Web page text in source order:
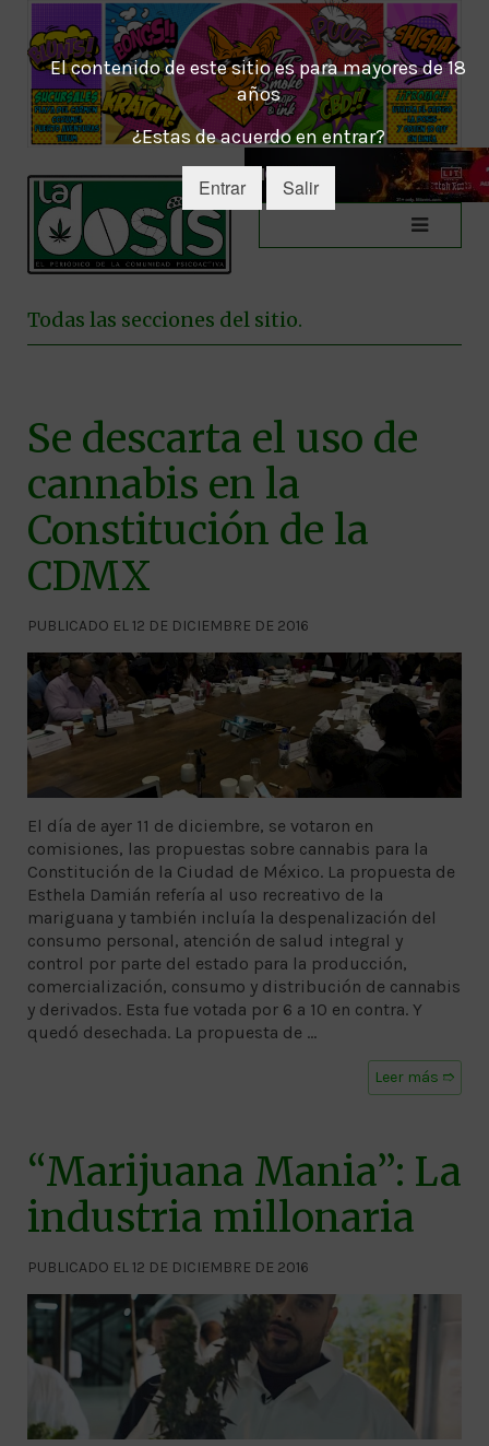
El contenido de este sitio es para mayores de 18
años
¿Estas de acuerdo en entrar?
Entrar Salir
Todas las secciones del sitio.
Se descarta el uso de
cannabis en la
Constitución de la
CDMX
PUBLICADO EL 12 DE DICIEMBRE DE 2016
El día de ayer 11 de diciembre, se votaron en
comisiones, las propuestas sobre cannabis para la
Constitución de la Ciudad de México. La propuesta de
Esthela Damián refería al uso recreativo de la
mariguana y también incluía la despenalización del
consumo personal, atención de salud integral y
control por parte del estado para la producción,
comercialización, consumo y distribución de cannabis
y derivados. Esta fue votada por 6 a 10 en contra. Y
quedó desechada. La propuesta de …
Leer más ➱
“Marijuana Mania”: La
industria millonaria
PUBLICADO EL 12 DE DICIEMBRE DE 2016